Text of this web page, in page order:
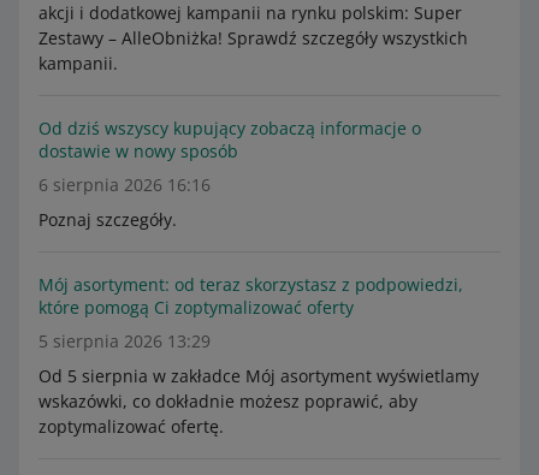
akcji i dodatkowej kampanii na rynku polskim: Super
Zestawy – AlleObniżka! Sprawdź szczegóły wszystkich
kampanii.
Od dziś wszyscy kupujący zobaczą informacje o
dostawie w nowy sposób
6 sierpnia 2026 16:16
Poznaj szczegóły.
Mój asortyment: od teraz skorzystasz z podpowiedzi,
które pomogą Ci zoptymalizować oferty
5 sierpnia 2026 13:29
Od 5 sierpnia w zakładce Mój asortyment wyświetlamy
wskazówki, co dokładnie możesz poprawić, aby
zoptymalizować ofertę.